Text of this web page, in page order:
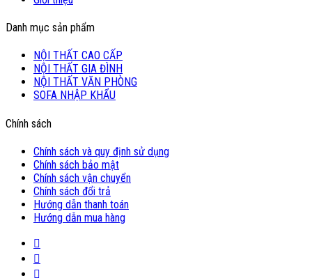
Danh mục sản phẩm
NỘI THẤT CAO CẤP
NỘI THẤT GIA ĐÌNH
NỘI THẤT VĂN PHÒNG
SOFA NHẬP KHẨU
Chính sách
Chính sách và quy định sử dụng
Chính sách bảo mật
Chính sách vận chuyển
Chính sách đổi trả
Hướng dẫn thanh toán
Hướng dẫn mua hàng